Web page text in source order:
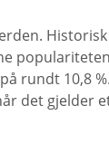
rundt 10,8
det gjelder